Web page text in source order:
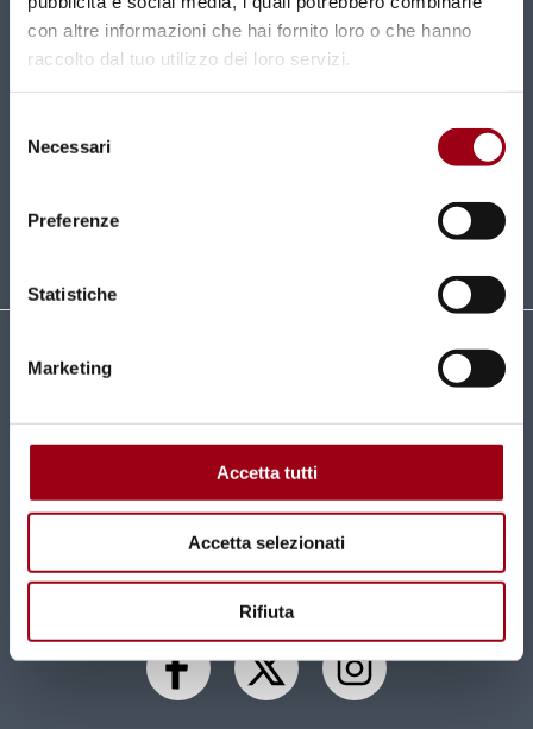
con altre informazioni che hai fornito loro o che hanno
raccolto dal tuo utilizzo dei loro servizi.
delNecessari
Preferenze
Statistiche
Marketing
Accetta tutti
Accetta selezionati
Rifiuta
Newsletter
Centro di Ateneo per i Diritti Umani "Antonio
Complesso Universitario
Tel 049 827 1816 / 1817
centro.dirittiumani@unipd.it
centro.dirittiumani@pec.unipd.it